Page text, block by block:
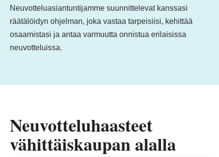
Neuvotteluasiantuntijamme suunnittelevat kanssasi
räätälöidyn ohjelman, joka vastaa tarpeisiisi, kehittää
osaamistasi ja antaa varmuutta onnistua erilaisissa
neuvotteluissa.
Neuvotteluhaasteet
vähittäiskaupan alalla